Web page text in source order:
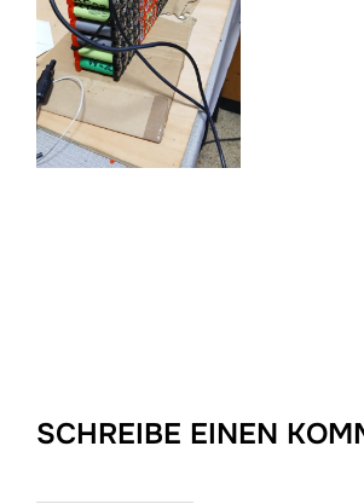
SCHREIBE EINEN